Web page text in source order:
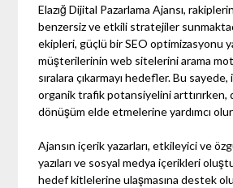
Elazığ Dijital Pazarlama Ajansı,
benzersiz ve etkili stratejiler
ekipleri, güçlü bir SEO optimizasyonu
müşterilerinin web sitelerini arama
sıralara çıkarmayı hedefler. Bu
organik trafik potansiyelini arttırırken,
dönüşüm elde etmelerine yardımcı
Ajansın içerik yazarları, etkileyici ve
yazıları ve sosyal medya içerikleri
hedef kitlelerine ulaşmasına destek